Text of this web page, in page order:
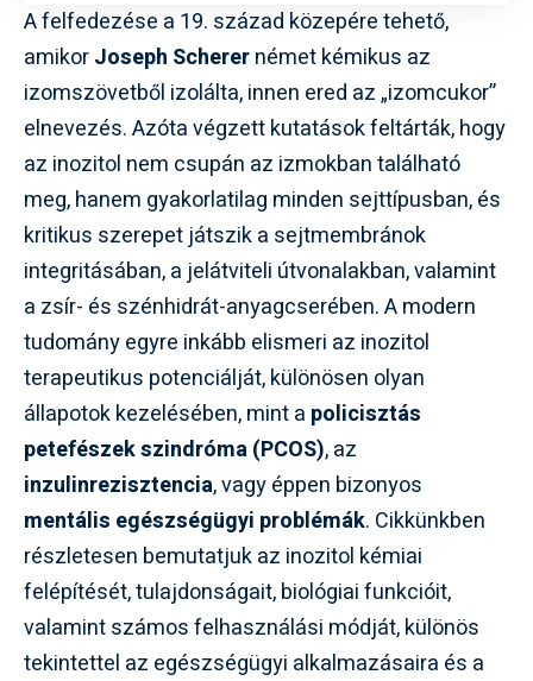
A felfedezése a 19. század közepére tehető,
amikorJoseph Scherernémet kémikus az
izomszövetből izolálta, innen ered az „izomcukor”
elnevezés. Azóta végzett kutatások feltárták, hogy
az inozitol nem csupán az izmokban található
meg, hanem gyakorlatilag minden sejttípusban, és
kritikus szerepet játszik a sejtmembránok
integritásában, a jelátviteli útvonalakban, valamint
a zsír- és szénhidrát-anyagcserében. A modern
tudomány egyre inkább elismeri az inozitol
terapeutikus potenciálját, különösen olyan
állapotok kezelésében, mint a policisztás
petefészek szindróma (PCOS), az
inzulinrezisztencia, vagy éppen bizonyos
mentális egészségügyi problémák. Cikkünkben
részletesen bemutatjuk az inozitol kémiai
felépítését, tulajdonságait, biológiai funkcióit,
valamint számos felhasználási módját, különös
tekintettel az egészségügyi alkalmazásaira és a